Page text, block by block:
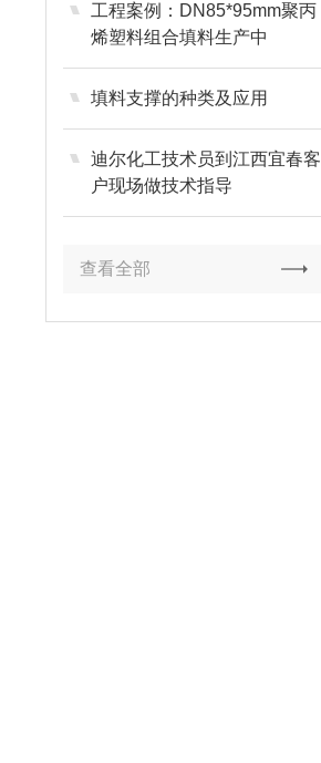
工程案例：DN85*95mm聚丙
烯塑料组合填料生产中
填料支撑的种类及应用
迪尔化工技术员到江西宜春客
户现场做技术指导
查看全部